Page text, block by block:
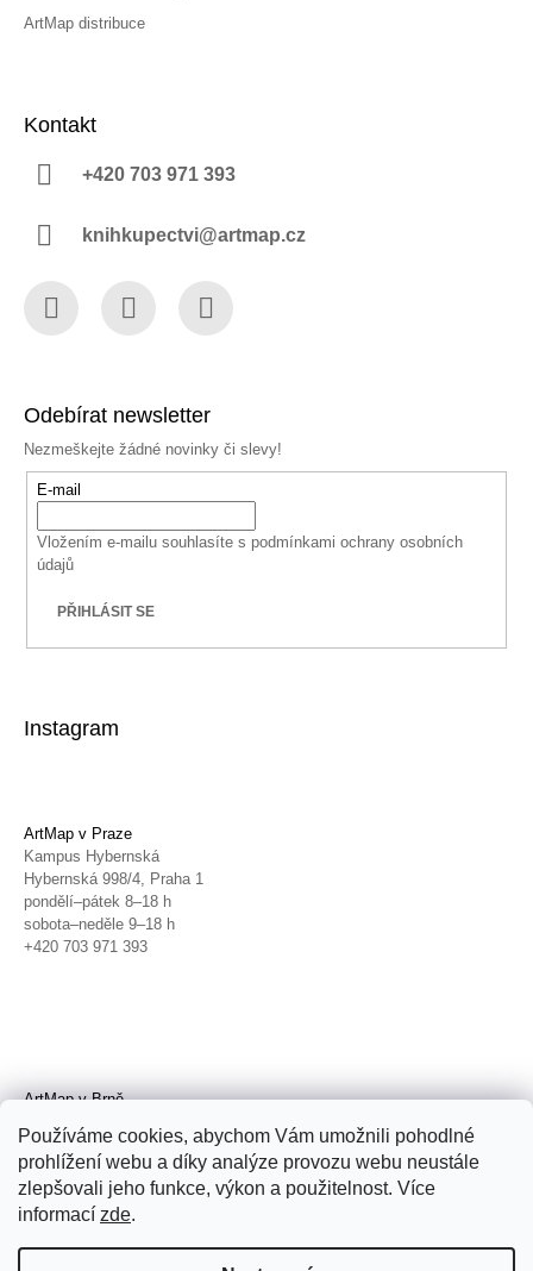
Používáme cookies, abychom Vám umožnili pohodlné
prohlížení webu a díky analýze provozu webu neustále
zlepšovali jeho funkce, výkon a použitelnost. Více
informací zde.
ArtMap distribuce
Kontakt
+420 703 971 393
knihkupectvi@artmap.cz
Odebírat newsletter
Nezmeškejte žádné novinky či slevy!
E-mail
Vložením e-mailu souhlasíte s podmínkami ochrany osobních
údajů
PŘIHLÁSIT SE
Instagram
ArtMap v Praze
Kampus Hybernská
Hybernská 998/4, Praha 1
pondělí–pátek 8–18 h
sobota–neděle 9–18 h
+420 703 971 393
ArtMap v Brně
Radnická 4, Brno
úterý–pátek 11–19 h
sobota 14–19 h
+420 702 152 298